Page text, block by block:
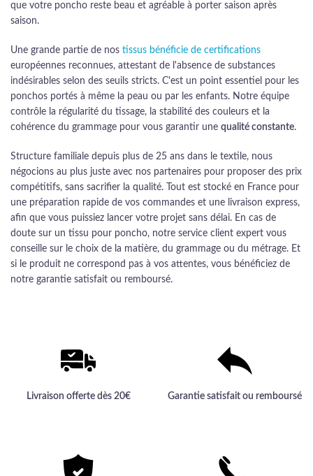
que votre poncho reste beau et agréable à porter saison après
saison.
Une grande partie de nos tissus bénéficie de certifications
européennes reconnues, attestant de l'absence de substances
indésirables selon des seuils stricts. C'est un point essentiel pour les
ponchos portés à même la peau ou par les enfants. Notre équipe
contrôle la régularité du tissage, la stabilité des couleurs et la
cohérence du grammage pour vous garantir une qualité constante.
Structure familiale depuis plus de 25 ans dans le textile, nous
négocions au plus juste avec nos partenaires pour proposer des prix
compétitifs, sans sacrifier la qualité. Tout est stocké en France pour
une préparation rapide de vos commandes et une livraison express,
afin que vous puissiez lancer votre projet sans délai. En cas de
doute sur un tissu pour poncho, notre service client expert vous
conseille sur le choix de la matière, du grammage ou du métrage. Et
si le produit ne correspond pas à vos attentes, vous bénéficiez de
notre garantie satisfait ou remboursé.
Livraison offerte dès 20€ Garantie satisfait ou remboursé